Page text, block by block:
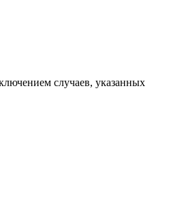
случаев, указанных